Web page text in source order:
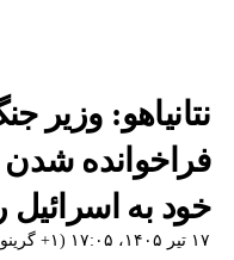
نتانیاهو: وزیر
فراخوانده شدن
خود به اسرائیل
۱۷ تیر ۱۴۰۵، ۱۷:۰۵ (‎+۱ گرینویچ)